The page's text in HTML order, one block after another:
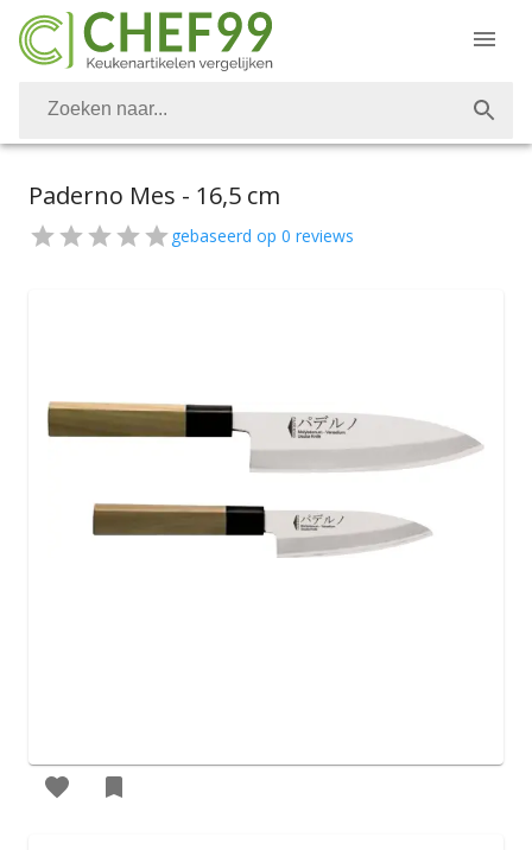
Paderno Mes - 16,5 cm
gebaseerd op 0 reviews